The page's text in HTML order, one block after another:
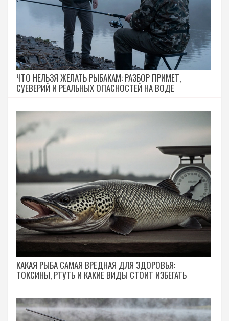
ЧТО НЕЛЬЗЯ ЖЕЛАТЬ РЫБАКАМ: РАЗБОР ПРИМЕТ,
СУЕВЕРИЙ И РЕАЛЬНЫХ ОПАСНОСТЕЙ НА ВОДЕ
КАКАЯ РЫБА САМАЯ ВРЕДНАЯ ДЛЯ ЗДОРОВЬЯ:
ТОКСИНЫ, РТУТЬ И КАКИЕ ВИДЫ СТОИТ ИЗБЕГАТЬ